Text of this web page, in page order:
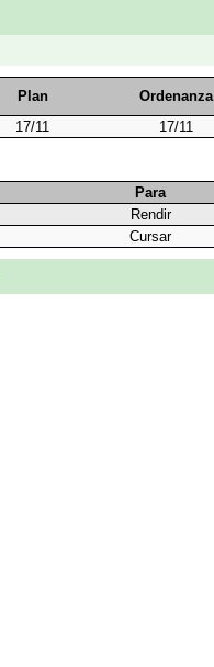
Plan Ordenanza
17/11 17/11
Para
Rendir
Cursar